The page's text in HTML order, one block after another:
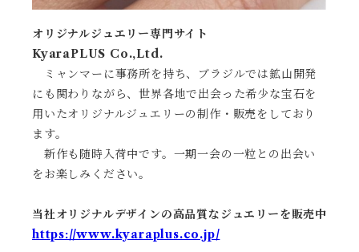
オリジナルジュエリー専門サイト
KyaraPLUS Co.,Ltd.
ミャンマーに事務所を持ち、ブラジルでは鉱山開発
にも関わりながら、世界各地で出会った希少な宝石を
用いたオリジナルジュエリーの制作・販売をしており
ます。
新作も随時入荷中です。一期一会の一粒との出会い
をお楽しみください。
当社オリジナルデザインの高品質なジュエリーを販売中
https://www.kyaraplus.co.jp/